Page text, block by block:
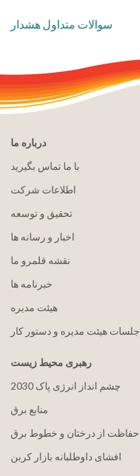
سوالات متداول هشدار
درباره ما
با ما تماس بگیرید
اطلاعات شرکت
تحقیق و توسعه
اخبار و رسانه ها
نقشه قلمرو ما
خبرنامه ها
هيئت مدیره
جلسات هیئت مدیره و دستور کار
رهبری محیط زیست
2030 چشم انداز انرژی پاک
منابع برق
حفاظت از درختان و خطوط برق
افشای داوطلبانه بازار کربن